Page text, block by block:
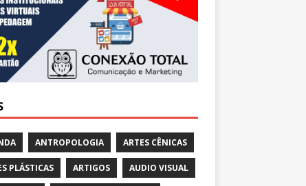
ANTROPOLOGIA ARTES CÊNICAS
PLÁSTICAS ARTIGOS AUDIO VISUAL